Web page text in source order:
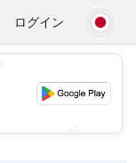
ログイン